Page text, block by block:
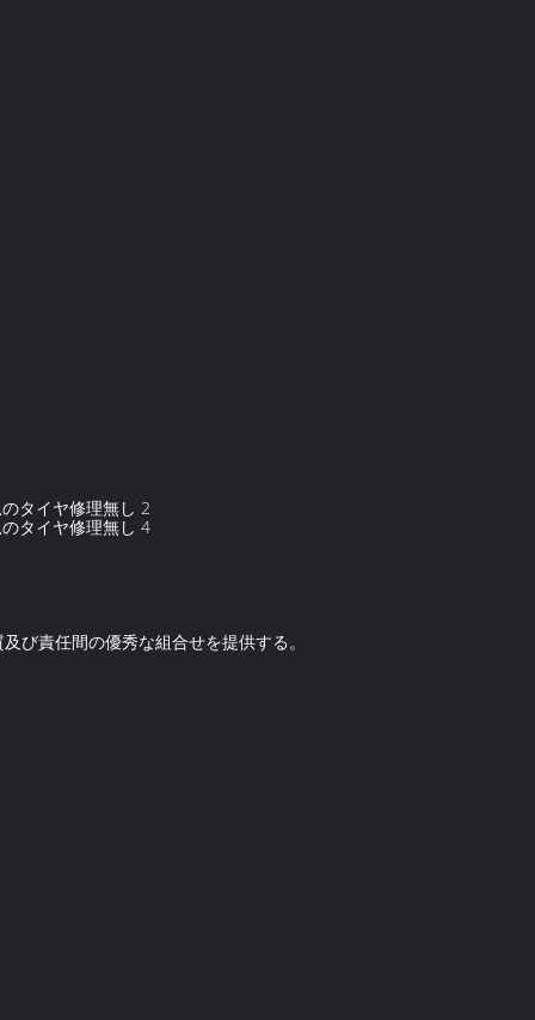
び責任間の優秀な組合せを提供する。